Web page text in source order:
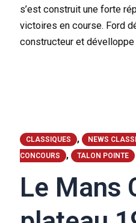
s’est construit une forte
victoires en course. Ford
constructeur et dévelloppe
CLASSIQUES , NEWS
CONCOURS
, TALON POINTE
Le Mans